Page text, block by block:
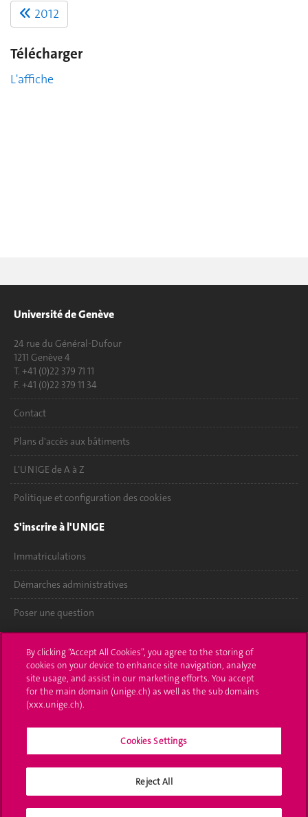
2012
Télécharger
L'affiche
Université de Genève
24 rue du Général-Dufour
1211 Genève 4
T. +41 (0)22 379 71 11
F. +41 (0)22 379 11 34
Contact
Plans d'accès aux bâtiments
L'UNIGE de A à Z
Politique et configuration des cookies
S'inscrire à l'UNIGE
Immatriculations
Démarches administratives
Poser une question
UNIGE Mobile
Médias
Offres d'emploi
Bibliothèque
Médias sociaux UNIGE
By clicking “Accept All Cookies”, you agree to the storing of
cookies on your device to enhance site navigation, analyze
site usage, and assist in our marketing efforts. You accept
for the main domain (unige.ch) as well as the sub domains
(xxx.unige.ch).
Cookies Settings
Reject All